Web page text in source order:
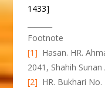
1433]
Footnote
[1] Hasan. HR.
2041, Shahih
[2] HR. Bukhari